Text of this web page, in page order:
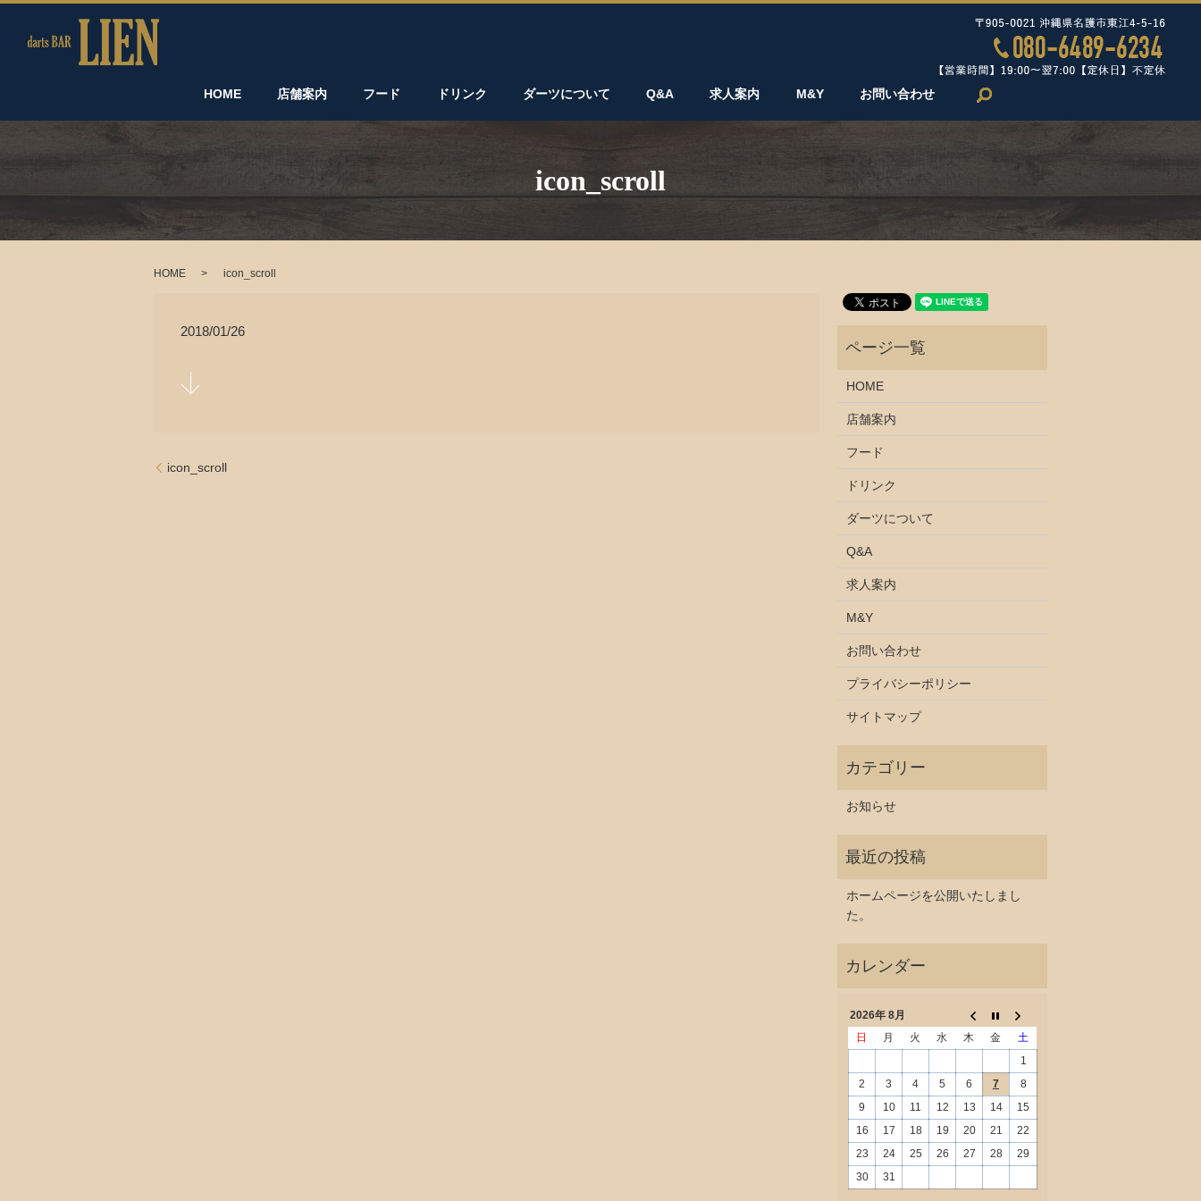
HOME 店舗案内 フード ドリンク ダーツについて Q&A 求人案内 M&Y お問い合わせ
icon_scroll
HOME icon_scroll
2018/01/26
icon_scroll
HOME
店舗案内
フード
ドリンク
ダーツについて
Q&A
求人案内
M&Y
お問い合わせ
プライバシーポリシー
サイトマップ
お知らせ
ホームページを公開いたしまし
た。
2026年 8月
日
月 火 水 木 金
土
1
2
3 4 5 6 7
8
9
10 11 12 13 14
15
16
17 18 19 20 21
22
23
24 25 26 27 28
29
30
31